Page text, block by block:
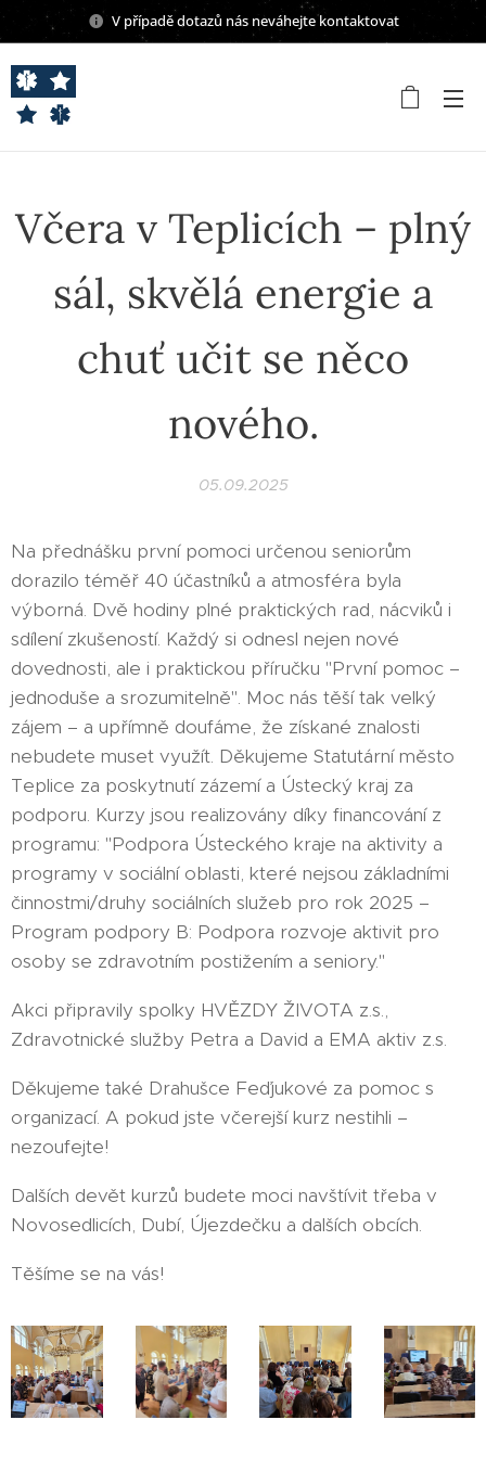
V případě dotazů nás neváhejte kontaktovat
Včera v Teplicích – plný
sál, skvělá energie a
chuť učit se něco
nového.
05.09.2025
Na přednášku první pomoci určenou seniorům
dorazilo téměř 40 účastníků a atmosféra byla
výborná. Dvě hodiny plné praktických rad, nácviků i
sdílení zkušeností. Každý si odnesl nejen nové
dovednosti, ale i praktickou příručku "První pomoc –
jednoduše a srozumitelně". Moc nás těší tak velký
zájem – a upřímně doufáme, že získané znalosti
nebudete muset využít. Děkujeme Statutární město
Teplice za poskytnutí zázemí a Ústecký kraj za
podporu. Kurzy jsou realizovány díky financování z
programu: "Podpora Ústeckého kraje na aktivity a
programy v sociální oblasti, které nejsou základními
činnostmi/druhy sociálních služeb pro rok 2025 –
Program podpory B: Podpora rozvoje aktivit pro
osoby se zdravotním postižením a seniory."
Akci připravily spolky HVĚZDY ŽIVOTA z.s.,
Zdravotnické služby Petra a David a EMA aktiv z.s.
Děkujeme také Drahušce Feďjukové za pomoc s
organizací. A pokud jste včerejší kurz nestihli –
nezoufejte!
Dalších devět kurzů budete moci navštívit třeba v
Novosedlicích, Dubí, Újezdečku a dalších obcích.
Těšíme se na vás!